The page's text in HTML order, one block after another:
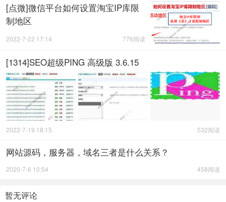
[点微]微信平台如何设置淘宝IP库限
制地区
776阅读
2022-7-22 17:14
[1314]SEO超级PING 高级版 3.6.15
532阅读
2022-7-19 18:15
网站源码，服务器，域名三者是什么关系？
458阅读
2020-7-6 10:54
暂无评论